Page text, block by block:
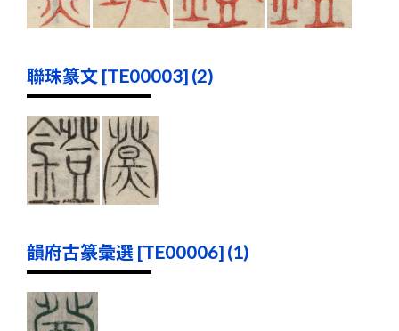
聯珠篆文 [TE00003] (2)
韻府古篆彙選 [TE00006] (1)